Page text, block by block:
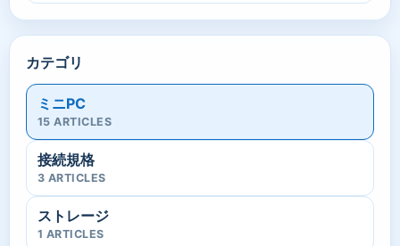
カテゴリ
ミニPC
15 ARTICLES
接続規格
3 ARTICLES
ストレージ
1 ARTICLES